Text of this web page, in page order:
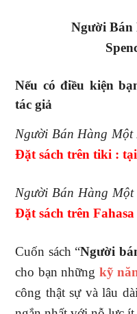
Người Bán
Nếu có điều kiện
tác giả
Người Bán Hàng
Đặt sách trên tiki :
Người Bán Hàng
Đặt sách trên
Cuốn sách “Người
cho bạn những kỹ
công thật sự và lâu